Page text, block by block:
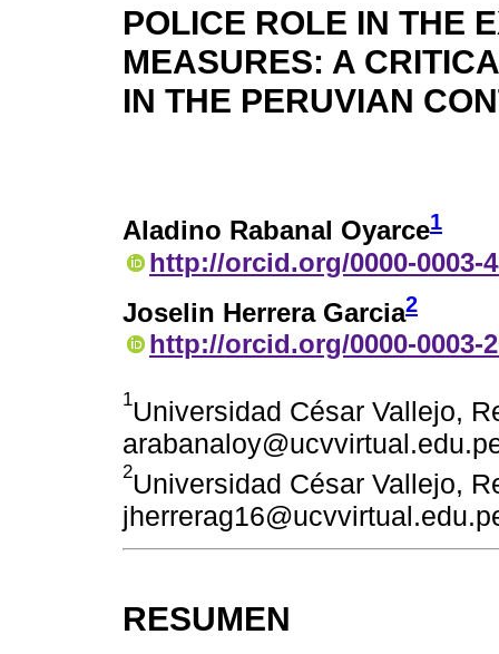
POLICE ROLE IN THE
MEASURES: A
IN THE PERUVIAN
Aladino Rabanal Oyarce1
http://orcid.org/0000-0003-
Joselin Herrera Garcia2
http://orcid.org/0000-0003-
1Universidad César Vallejo,
2Universidad César Vallejo,
RESUMEN